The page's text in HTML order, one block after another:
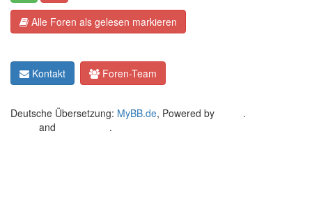
Alle Foren als gelesen markieren
Kontakt Foren-Team
Deutsche Übersetzung: MyBB.de, Powered by .
and .